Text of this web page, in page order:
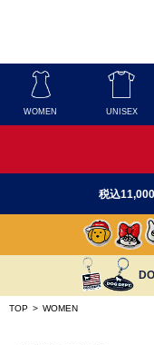
WOMEN UNISEX
税込
TOP > WOMEN